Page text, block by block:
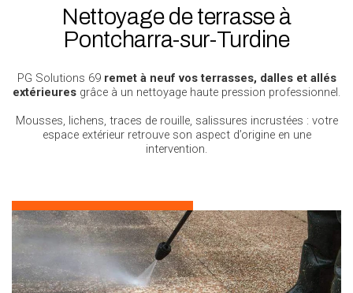
Nettoyage de terrasse à
Pontcharra-sur-Turdine
PG Solutions 69 remet à neuf vos terrasses, dalles et allés
extérieures grâce à un nettoyage haute pression professionnel.
Mousses, lichens, traces de rouille, salissures incrustées : votre
espace extérieur retrouve son aspect d’origine en une
intervention.